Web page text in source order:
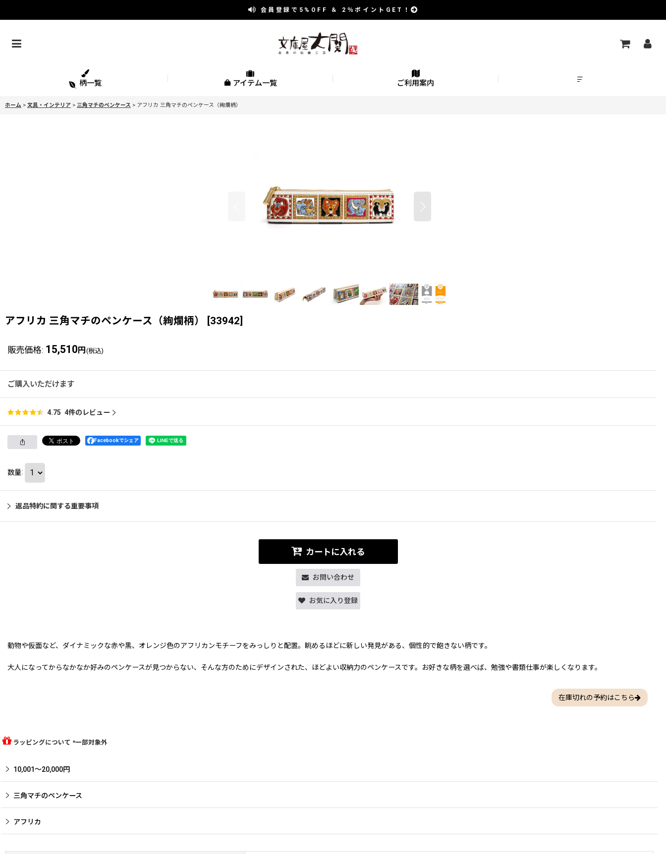
会員登録で 5%OFF ＆ 2％ポイントGET！
柄一覧 アイテム一覧 ご利用案内
ホーム > 文具・インテリア > 三角マチのペンケース > アフリカ 三角マチのペンケース（絢爛柄）
アフリカ 三角マチのペンケース（絢爛柄） 33942
販売価格: 15,510 円 (税込)
ご購入いただけます
4.75 4件のレビュー
Facebookでシェア
数量:
返品特約に関する重要事項
カートに入れる
お問い合わせ
お気に入り登録
動物や仮面など、ダイナミックな赤や黒、オレンジ色のアフリカンモチーフをみっしりと配置。眺めるほどに新しい発見がある、個性的で飽きない柄です。
大人になってからなかなか好みのペンケースが見つからない、そんな方のためにデザインされた、ほどよい収納力のペンケースです。お好きな柄を選べば、勉強や書類仕事が楽しくなります。
在庫切れの予約はこちら
ラッピングについて *一部対象外
10,001〜20,000円
三角マチのペンケース
アフリカ